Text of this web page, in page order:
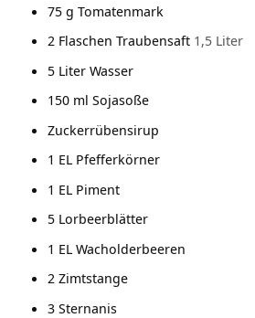
75 g Tomatenmark
2 Flaschen Traubensaft 1,5 Liter
5 Liter Wasser
150 ml Sojasoße
Zuckerrübensirup
1 EL Pfefferkörner
1 EL Piment
5 Lorbeerblätter
1 EL Wacholderbeeren
2 Zimtstange
3 Sternanis